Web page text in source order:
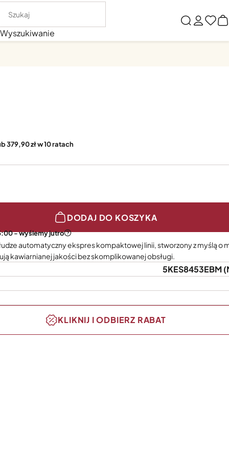
Wyszukiwanie
379,90 zł w 10 ratach
DODAJ DO KOSZYKA
- wyślemy jutro
automatyczny ekspres kompaktowej linii, stworzony z myślą o
kawiarnianej jakości bez skomplikowanej obsługi.
5KES8453EBM
KLIKNIJ I ODBIERZ RABAT